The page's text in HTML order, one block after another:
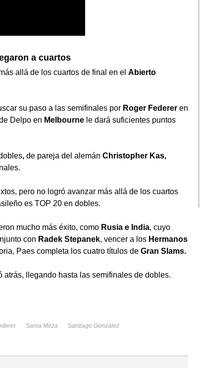
a cuartos
allá de los cuartos de final en el Abierto
su paso a las semifinales por Roger Federer en
Delpo en Melbourne le dará suficientes puntos
, de pareja del alemán Christopher Kas,
pero no logró avanzar más allá de los cuartos
es TOP 20 en dobles.
mucho más éxito, como Rusia e India, cuyo
con Radek Stepanek, vencer a los Hermanos
Paes completa los cuatro títulos de Gran Slams.
atrás, llegando hasta las semifinales de dobles.
Sania Mirza Santiago González